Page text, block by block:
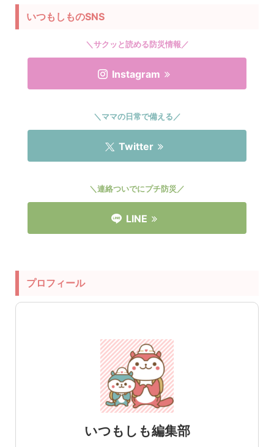
いつもしものSNS
＼サクッと読める防災情報／
Instagram
＼ママの日常で備える／
Twitter
＼連絡ついでにプチ防災／
LINE
プロフィール
いつもしも編集部